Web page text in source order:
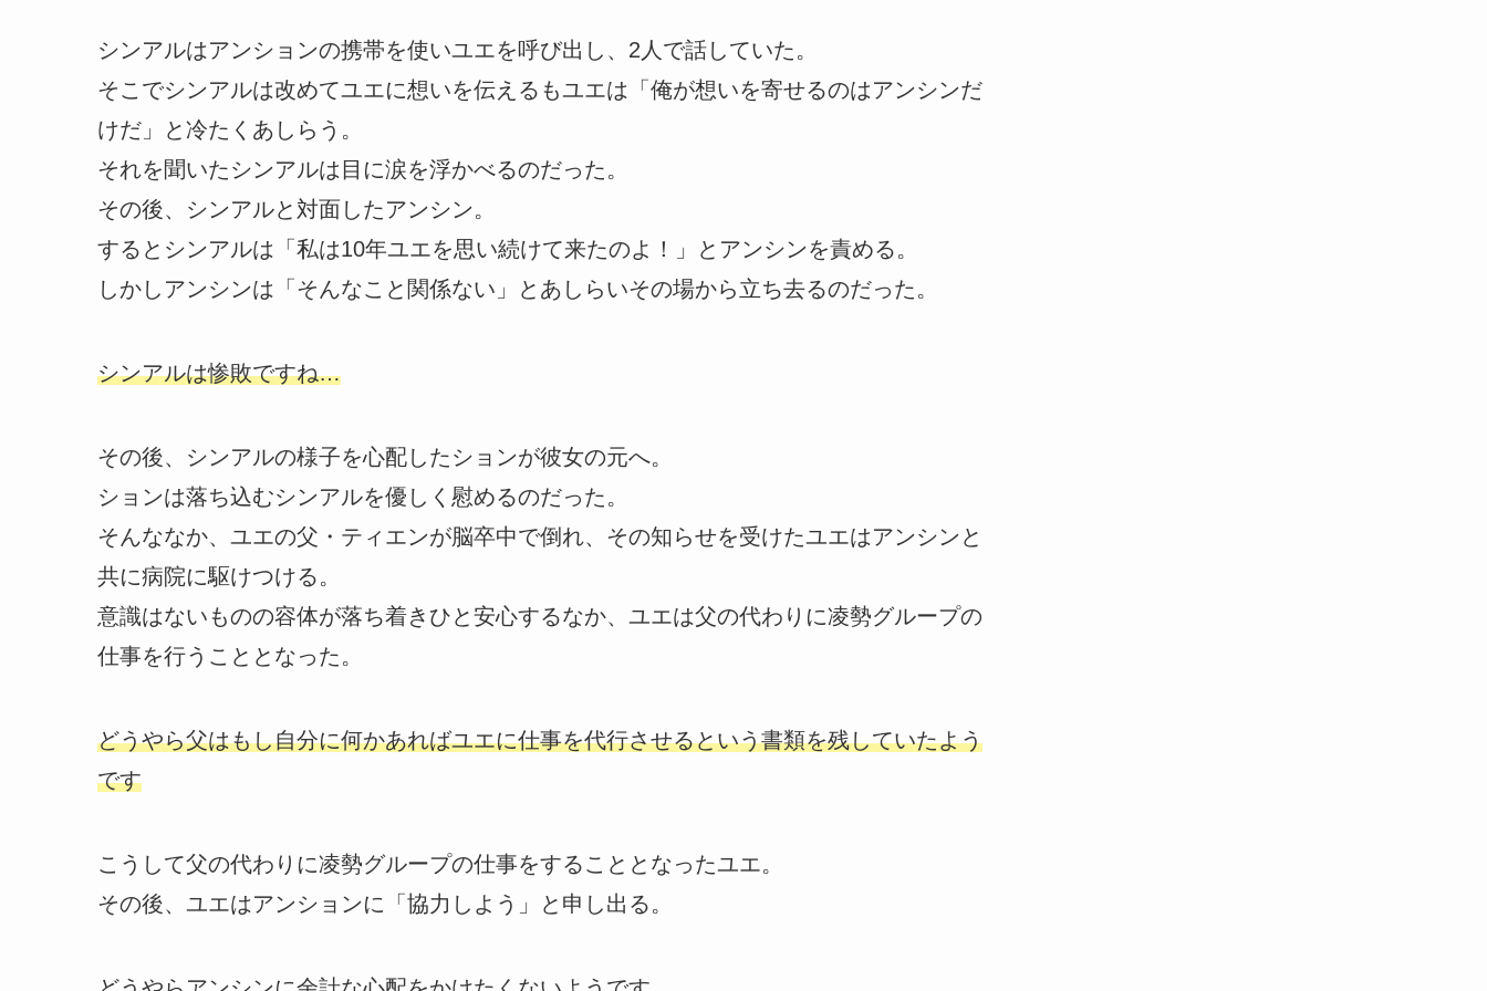
シンアルはアンションの携帯を使いユエを呼び出し、2人で話していた。
そこでシンアルは改めてユエに想いを伝えるもユエは「俺が想いを寄せるのはアンシンだ
けだ」と冷たくあしらう。
それを聞いたシンアルは目に涙を浮かべるのだった。
その後、シンアルと対面したアンシン。
するとシンアルは「私は10年ユエを思い続けて来たのよ！」とアンシンを責める。
しかしアンシンは「そんなこと関係ない」とあしらいその場から立ち去るのだった。
シンアルは惨敗ですね…
その後、シンアルの様子を心配したションが彼女の元へ。
ションは落ち込むシンアルを優しく慰めるのだった。
そんななか、ユエの父・ティエンが脳卒中で倒れ、その知らせを受けたユエはアンシンと
共に病院に駆けつける。
意識はないものの容体が落ち着きひと安心するなか、ユエは父の代わりに凌勢グループの
仕事を行うこととなった。
どうやら父はもし自分に何かあればユエに仕事を代行させるという書類を残していたよう
です
こうして父の代わりに凌勢グループの仕事をすることとなったユエ。
その後、ユエはアンションに「協力しよう」と申し出る。